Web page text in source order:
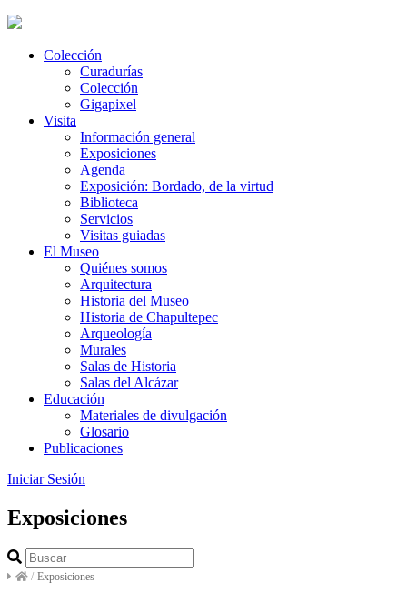
Colección
Curadurías
Colección
Gigapixel
Visita
Información general
Exposiciones
Agenda
Exposición: Bordado, de la virtud
Biblioteca
Servicios
Visitas guiadas
El Museo
Quiénes somos
Arquitectura
Historia del Museo
Historia de Chapultepec
Arqueología
Murales
Salas de Historia
Salas del Alcázar
Educación
Materiales de divulgación
Glosario
Publicaciones
Iniciar Sesión
Exposiciones
/ Exposiciones